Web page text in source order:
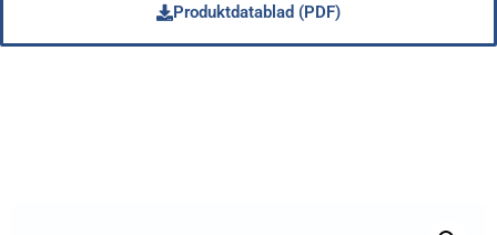
Produktdatablad (PDF)